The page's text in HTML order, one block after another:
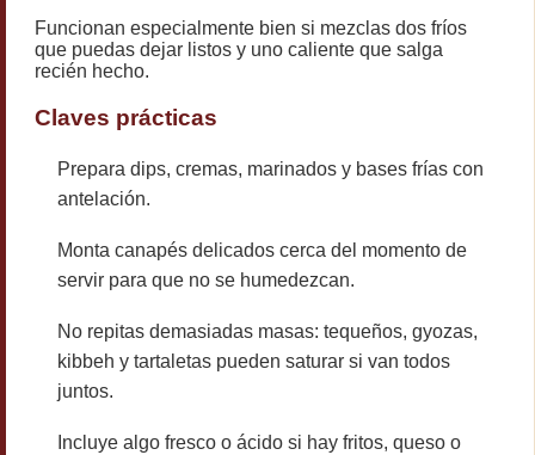
Funcionan especialmente bien si mezclas dos fríos
que puedas dejar listos y uno caliente que salga
recién hecho.
Claves prácticas
Prepara dips, cremas, marinados y bases frías con
antelación.
Monta canapés delicados cerca del momento de
servir para que no se humedezcan.
No repitas demasiadas masas: tequeños, gyozas,
kibbeh y tartaletas pueden saturar si van todos
juntos.
Incluye algo fresco o ácido si hay fritos, queso o